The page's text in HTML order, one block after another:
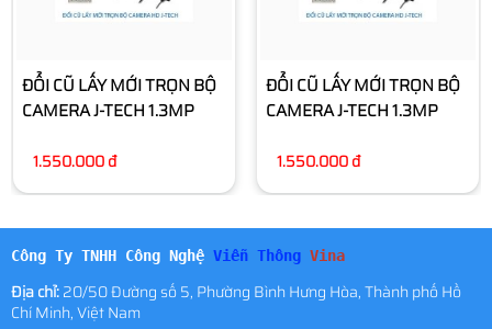
ĐỔI CŨ LẤY MỚI TRỌN BỘ
CAMERA J-TECH 1.3MP
1.550.000 đ
ĐỔI CŨ LẤY MỚI TRỌN BỘ
CAMERA J-TECH 1.3MP
1.550.000 đ
Công Ty TNHH Công Nghệ Viễn Thông Vina
Địa chỉ:20/50 Đường số 5, Phường Bình Hưng Hòa, Thành phố Hồ
Chí Minh, Việt Nam